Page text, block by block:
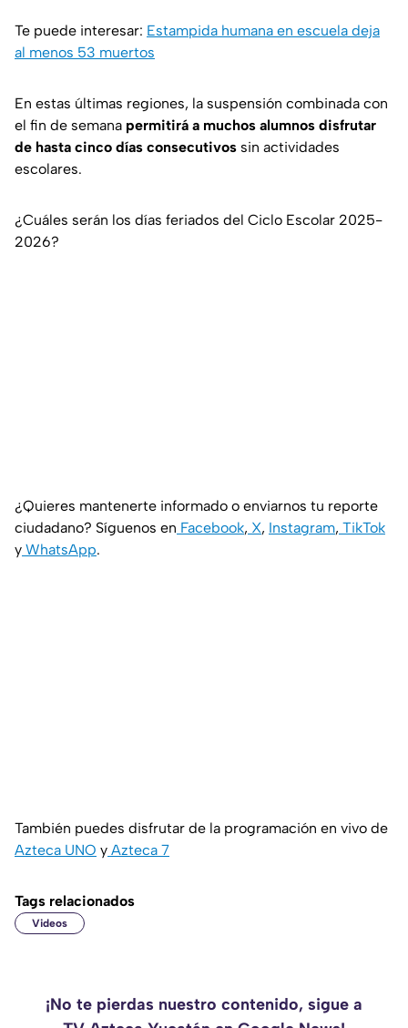
Te puede interesar: Estampida humana en escuela deja
al menos 53 muertos
En estas últimas regiones, la suspensión combinada con
el fin de semana permitirá a muchos alumnos disfrutar
de hasta cinco días consecutivos sin actividades
escolares.
¿Cuáles serán los días feriados del Ciclo Escolar 2025-
2026?
¿Quieres mantenerte informado o enviarnos tu reporte
ciudadano? Síguenos en Facebook, X, Instagram, TikTok
y WhatsApp.
También puedes disfrutar de la programación en vivo de
Azteca UNO y Azteca 7
Tags relacionados
Videos
¡No te pierdas nuestro contenido, sigue a